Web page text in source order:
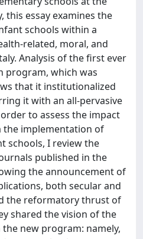
essay examines the
schools within a
related, moral, and
Analysis of the first ever
program, which was
that it institutionalized
it with an all-pervasive
to assess the impact
the implementation of
schools, I review the
published in the
the announcement of
both secular and
the reformatory thrust of
shared the vision of the
new program: namely,